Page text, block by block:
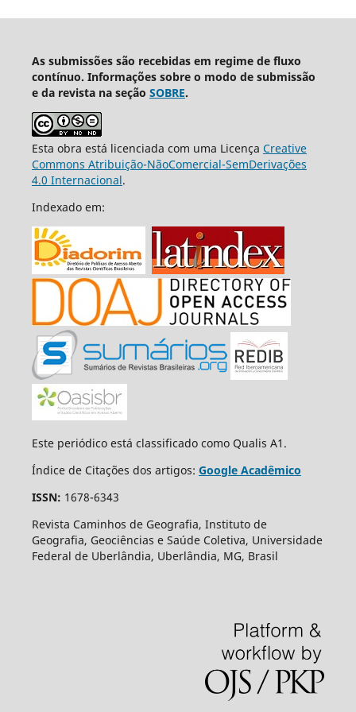
As submissões são recebidas em regime de fluxo
contínuo. Informações sobre o modo de submissão
e da revista na seção SOBRE.
Esta obra está licenciada com uma Licença Creative
Commons Atribuição-NãoComercial-SemDerivações
4.0 Internacional.
Indexado em:
Este periódico está classificado como Qualis A1.
Índice de Citações dos artigos: Google Acadêmico
ISSN: 1678-6343
Revista Caminhos de Geografia, Instituto de
Geografia, Geociências e Saúde Coletiva, Universidade
Federal de Uberlândia, Uberlândia, MG, Brasil